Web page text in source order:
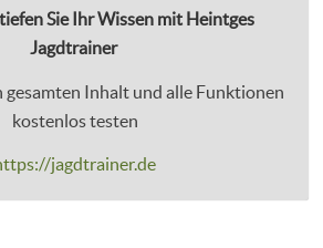
Sie Ihr Wissen mit Heintges
Jagdtrainer
gesamten Inhalt und alle Funktionen
kostenlos testen
jagdtrainer.de